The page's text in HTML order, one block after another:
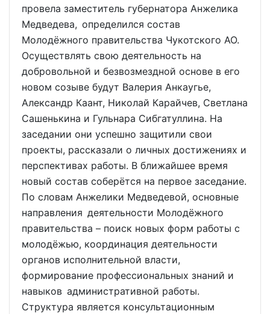
провела заместитель губернатора Анжелика
Медведева, определился состав
Молодёжного правительства Чукотского АО.
Осуществлять свою деятельность на
добровольной и безвозмездной основе в его
новом созыве будут Валерия Анкаугье,
Александр Каант, Николай Карайчев, Светлана
Сашенькина и Гульнара Сибгатуллина. На
заседании они успешно защитили свои
проекты, рассказали о личных достижениях и
перспективах работы. В ближайшее время
новый состав соберётся на первое заседание.
По словам Анжелики Медведевой, основные
направления деятельности Молодёжного
правительства – поиск новых форм работы с
молодёжью, координация деятельности
органов исполнительной власти,
формирование профессиональных знаний и
навыков административной работы.
Структура является консультационным